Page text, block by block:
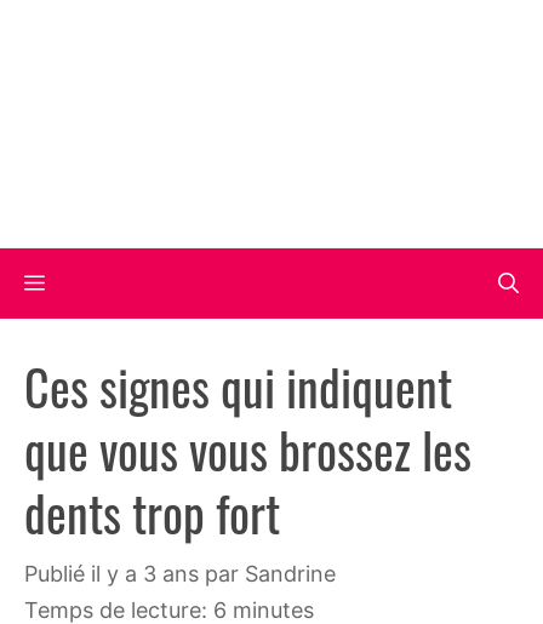
Menu
Ces signes qui indiquent
que vous vous brossez les
dents trop fort
publié il y a 3 ans par Sandrine
Temps de lecture: 6 minutes